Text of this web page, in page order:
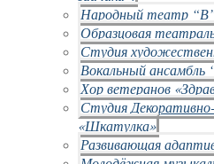
Народный театр
Образцовая
Студия
Вокальный
Хор ветеранов
Студия
«Шкатулка»
Развивающая